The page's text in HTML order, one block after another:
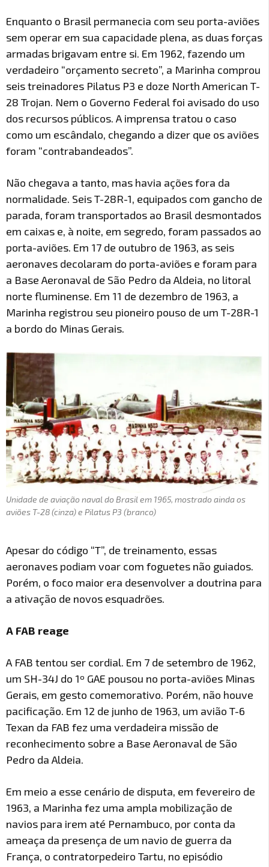
Enquanto o Brasil permanecia com seu porta-aviões
sem operar em sua capacidade plena, as duas forças
armadas brigavam entre si. Em 1962, fazendo um
verdadeiro “orçamento secreto”, a Marinha comprou
seis treinadores Pilatus P3 e doze North American T-
28 Trojan. Nem o Governo Federal foi avisado do uso
dos recursos públicos. A imprensa tratou o caso
como um escândalo, chegando a dizer que os aviões
foram “contrabandeados”.
Não chegava a tanto, mas havia ações fora da
normalidade. Seis T-28R-1, equipados com gancho de
parada, foram transportados ao Brasil desmontados
em caixas e, à noite, em segredo, foram passados ao
porta-aviões. Em 17 de outubro de 1963, as seis
aeronaves decolaram do porta-aviões e foram para
a Base Aeronaval de São Pedro da Aldeia, no litoral
norte fluminense. Em 11 de dezembro de 1963, a
Marinha registrou seu pioneiro pouso de um T-28R-1
a bordo do Minas Gerais.
Unidade de aviação naval do Brasil em 1965, mostrado ainda os
aviões T-28 (cinza) e Pilatus P3 (branco)
Apesar do código “T”, de treinamento, essas
aeronaves podiam voar com foguetes não guiados.
Porém, o foco maior era desenvolver a doutrina para
a ativação de novos esquadrões.
A FAB reage
A FAB tentou ser cordial. Em 7 de setembro de 1962,
um SH-34J do 1º GAE pousou no porta-aviões Minas
Gerais, em gesto comemorativo. Porém, não houve
pacificação. Em 12 de junho de 1963, um avião T-6
Texan da FAB fez uma verdadeira missão de
reconhecimento sobre a Base Aeronaval de São
Pedro da Aldeia.
Em meio a esse cenário de disputa, em fevereiro de
1963, a Marinha fez uma ampla mobilização de
navios para irem até Pernambuco, por conta da
ameaça da presença de um navio de guerra da
França, o contratorpedeiro Tartu, no episódio